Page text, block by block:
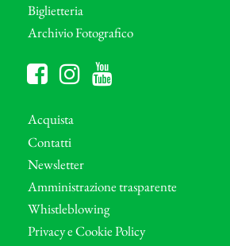
Biglietteria
Archivio Fotografico
Acquista
Contatti
Newsletter
Amministrazione trasparente
Whistleblowing
Privacy e Cookie Policy